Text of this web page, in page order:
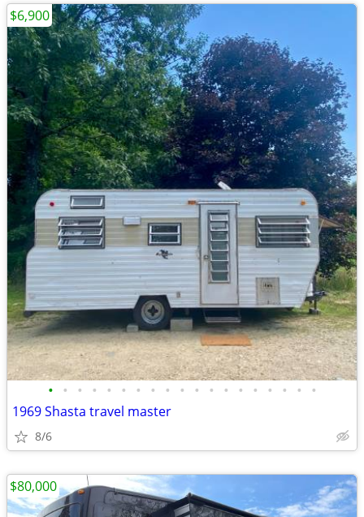
• • • • • • • • • • • • • • • • • • •
1969 Shasta travel master
8/6
$6,900
$80,000